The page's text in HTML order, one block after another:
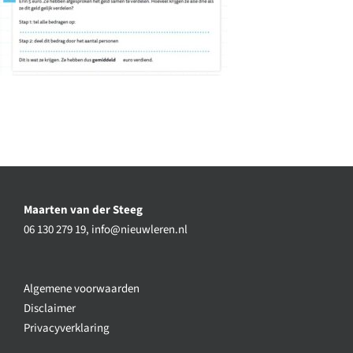
Maarten van der Steeg
06 130 279 19, info@nieuwleren.nl
Algemene voorwaarden
Disclaimer
Privacyverklaring